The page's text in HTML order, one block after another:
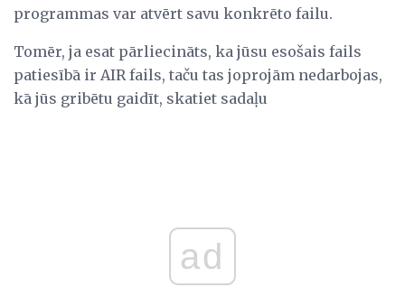
programmas var atvērt savu konkrēto failu.
Tomēr, ja esat pārliecināts, ka jūsu esošais fails
patiesībā ir AIR fails, taču tas joprojām nedarbojas,
kā jūs gribētu gaidīt, skatiet sadaļu
ad